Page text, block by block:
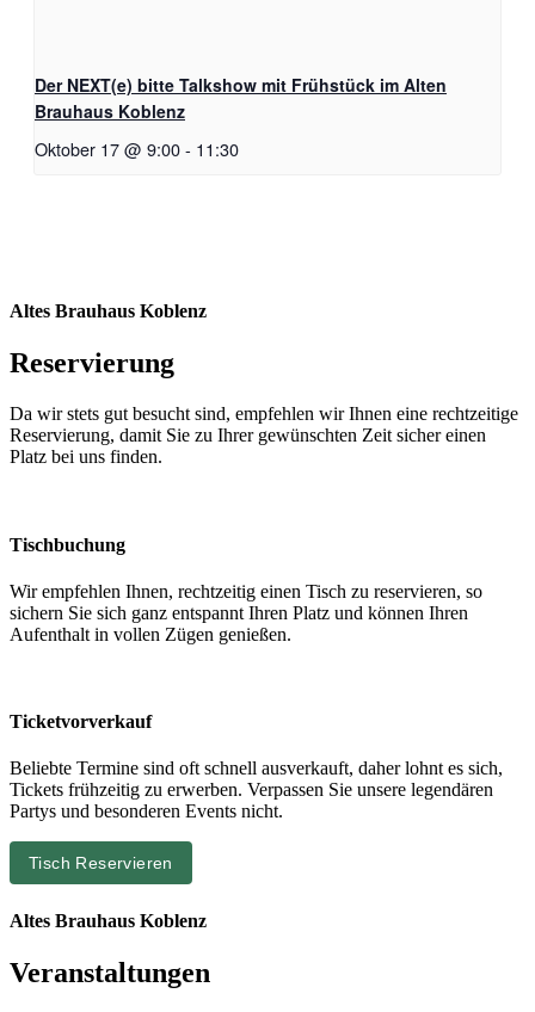
Der NEXT(e) bitte Talkshow mit Frühstück im Alten
Brauhaus Koblenz
Oktober 17 @ 9:00- 11:30
Altes Brauhaus Koblenz
Reservierung
Da wir stets gut besucht sind, empfehlen wir Ihnen eine rechtzeitige
Reservierung, damit Sie zu Ihrer gewünschten Zeit sicher einen
Platz bei uns finden.
Tischbuchung
Wir empfehlen Ihnen, rechtzeitig einen Tisch zu reservieren, so
sichern Sie sich ganz entspannt Ihren Platz und können Ihren
Aufenthalt in vollen Zügen genießen.
Ticketvorverkauf
Beliebte Termine sind oft schnell ausverkauft, daher lohnt es sich,
Tickets frühzeitig zu erwerben. Verpassen Sie unsere legendären
Partys und besonderen Events nicht.
Tisch Reservieren
Altes Brauhaus Koblenz
Veranstaltungen